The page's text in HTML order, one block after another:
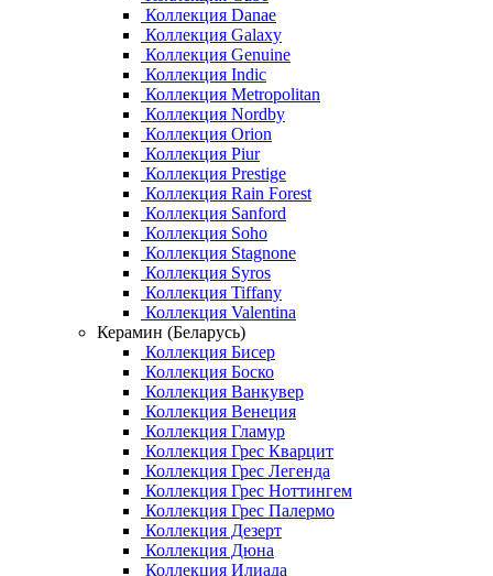
Коллекция Danae
Коллекция Galaxy
Коллекция Genuine
Коллекция Indic
Коллекция Metropolitan
Коллекция Nordby
Коллекция Orion
Коллекция Piur
Коллекция Prestige
Коллекция Rain Forest
Коллекция Sanford
Коллекция Soho
Коллекция Stagnone
Коллекция Syros
Коллекция Tiffany
Коллекция Valentina
Керамин (Беларусь)
Коллекция Бисер
Коллекция Боско
Коллекция Ванкувер
Коллекция Венеция
Коллекция Гламур
Коллекция Грес Кварцит
Коллекция Грес Легенда
Коллекция Грес Ноттингем
Коллекция Грес Палермо
Коллекция Дезерт
Коллекция Дюна
Коллекция Илиада